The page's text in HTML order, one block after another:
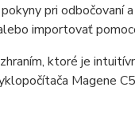
pri odbočovaní
importovať
ktoré je
Magene